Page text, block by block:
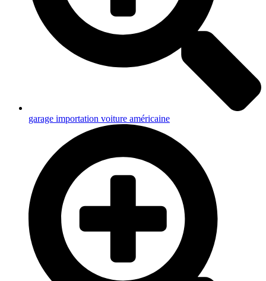
garage importation voiture américaine